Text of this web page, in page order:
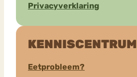
Privacyverklaring
KENNISCENTRUM
Eetprobleem?